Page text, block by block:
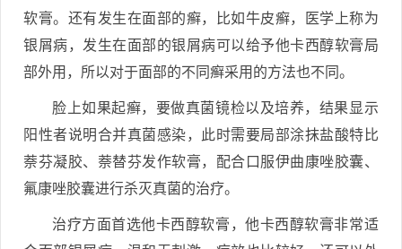
软膏。还有发生在面部的癣，比如牛皮癣，医学上称为
银屑病，发生在面部的银屑病可以给予他卡西醇软膏局
部外用，所以对于面部的不同癣采用的方法也不同。
脸上如果起癣，要做真菌镜检以及培养，结果显示
阳性者说明合并真菌感染，此时需要局部涂抹盐酸特比
萘芬凝胶、萘替芬发作软膏，配合口服伊曲康唑胶囊、
氟康唑胶囊进行杀灭真菌的治疗。
治疗方面首选他卡西醇软膏，他卡西醇软膏非常适